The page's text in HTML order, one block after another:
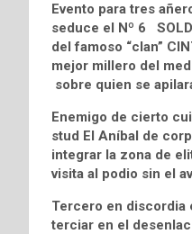
Evento para tres
seduce el Nº 6
del famoso “clan”
mejor millero del
sobre quien se
Enemigo de cierto
stud El Aníbal de
integrar la zona de
visita al podio sin el
Tercero en discordia
terciar en el